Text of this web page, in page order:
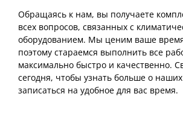
Обращаясь к нам, вы получаете
всех вопросов, связанных с
оборудованием. Мы ценим ваше
поэтому стараемся выполнить все
максимально быстро и качественно.
сегодня, чтобы узнать больше о наших
записаться на удобное для вас время.